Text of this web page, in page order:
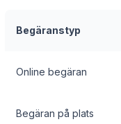
Begäranstyp
Online begäran
Begäran på plats